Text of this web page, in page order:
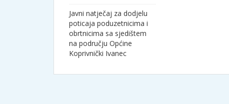
Javni natječaj za dodjelu
poticaja poduzetnicima i
obrtnicima sa sjedištem
na području Općine
Koprivnički Ivanec